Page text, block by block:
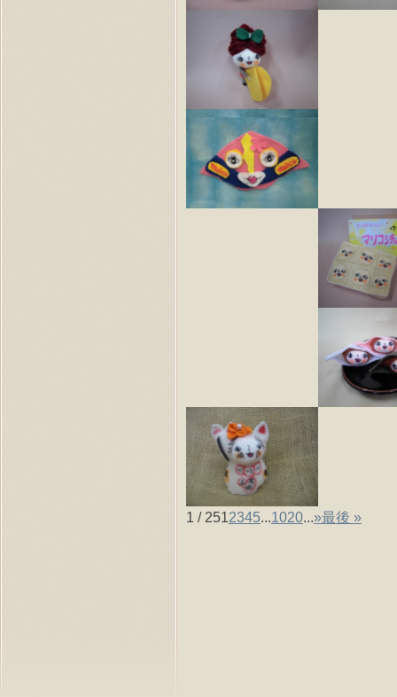
1 / 2512345...1020...»最後 »